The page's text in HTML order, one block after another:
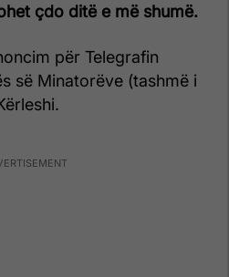
çdo ditë e më shumë.
për Telegrafin
së Minatorëve (tashmë i